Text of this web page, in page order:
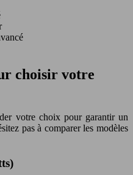
choisir votre
votre choix pour garantir un
pas à comparer les modèles